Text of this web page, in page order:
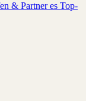
& Partner es Top-